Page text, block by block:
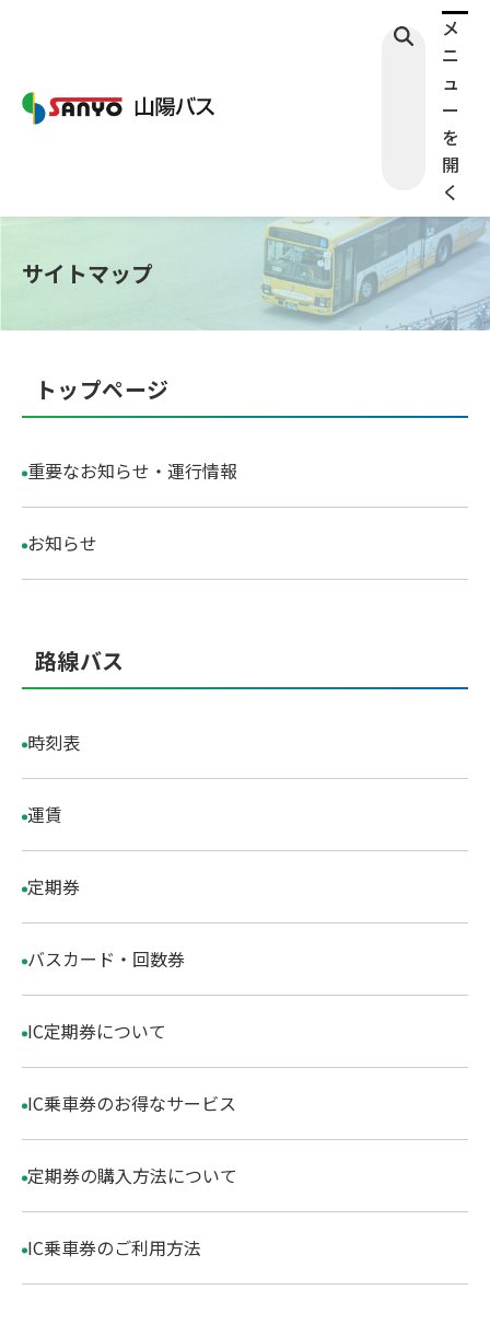
メ
ニ
ュ
ー
を
開
く
サイトマップ
トップページ
重要なお知らせ・運行情報
お知らせ
路線バス
時刻表
運賃
定期券
バスカード・回数券
IC定期券について
IC乗車券のお得なサービス
定期券の購入方法について
IC乗車券のご利用方法